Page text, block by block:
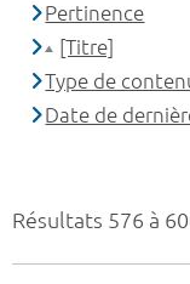
Résultats 576 à
Pertinence
[Titre]
Type de
Date de